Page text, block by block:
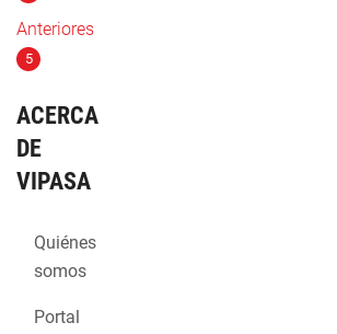
Anteriores
5
ACERCA
DE
VIPASA
Quiénes
somos
Portal